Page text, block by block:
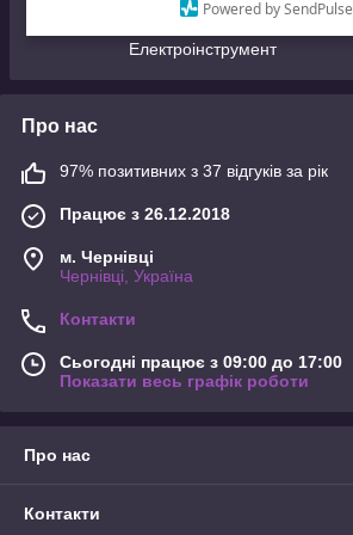
Powered by SendPulse
Садово-паркова техніка
Електроінструмент
Про нас
97% позитивних з 37 відгуків за рік
Працює з 26.12.2018
м. Чернівці
Чернівці, Україна
Контакти
Сьогодні працює з 09:00 до 17:00
Показати весь графік роботи
Про нас
Контакти